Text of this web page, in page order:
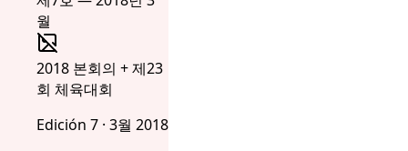
2018 본회의 + 제23
회 체육대회
Edición 7 · 3월 2018